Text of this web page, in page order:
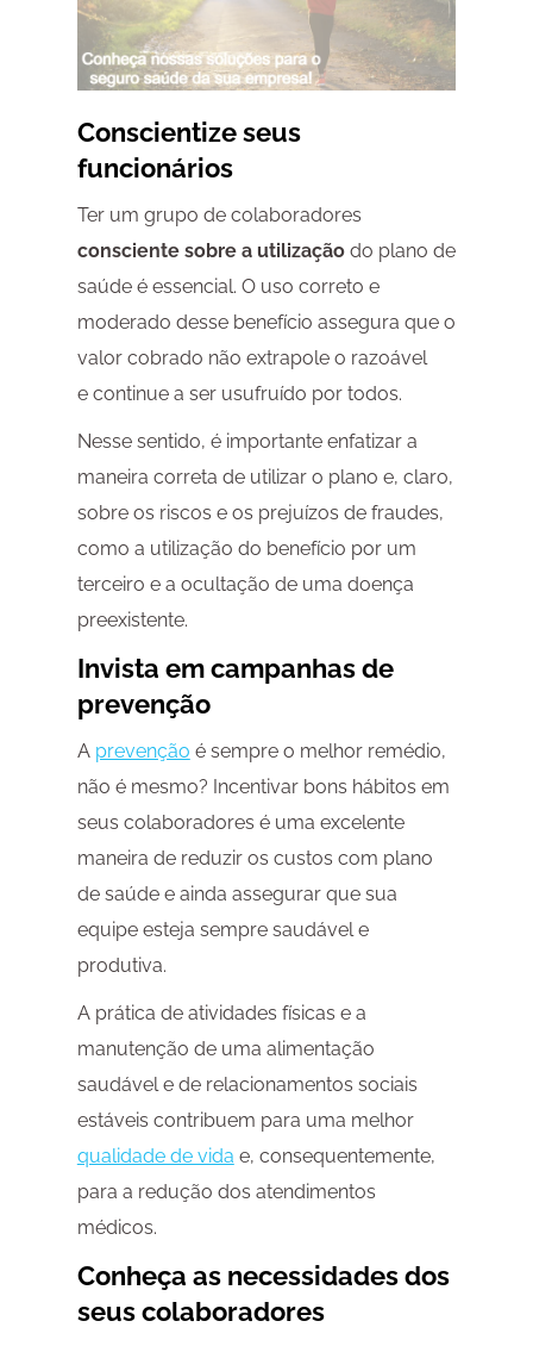
Conscientize seus
funcionários
Ter um grupo de colaboradores
consciente sobre a utilização do plano de
saúde é essencial. O uso correto e
moderado desse benefício assegura que o
valor cobrado não extrapole o razoável
e continue a ser usufruído por todos.
Nesse sentido, é importante enfatizar a
maneira correta de utilizar o plano e, claro,
sobre os riscos e os prejuízos de fraudes,
como a utilização do benefício por um
terceiro e a ocultação de uma doença
preexistente.
Invista em campanhas de
prevenção
A prevenção é sempre o melhor remédio,
não é mesmo? Incentivar bons hábitos em
seus colaboradores é uma excelente
maneira de reduzir os custos com plano
de saúde e ainda assegurar que sua
equipe esteja sempre saudável e
produtiva.
A prática de atividades físicas e a
manutenção de uma alimentação
saudável e de relacionamentos sociais
estáveis contribuem para uma melhor
qualidade de vida e, consequentemente,
para a redução dos atendimentos
médicos.
Conheça as necessidades dos
seus colaboradores